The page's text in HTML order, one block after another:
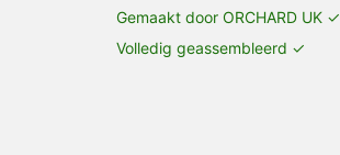
Gemaakt door ORCHARD UK ✓
Volledig geassembleerd ✓